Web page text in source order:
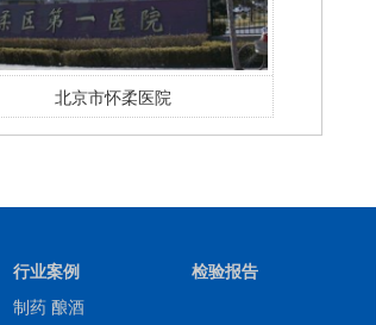
北京天坛医院
行业案例
制药 酿酒
检验报告